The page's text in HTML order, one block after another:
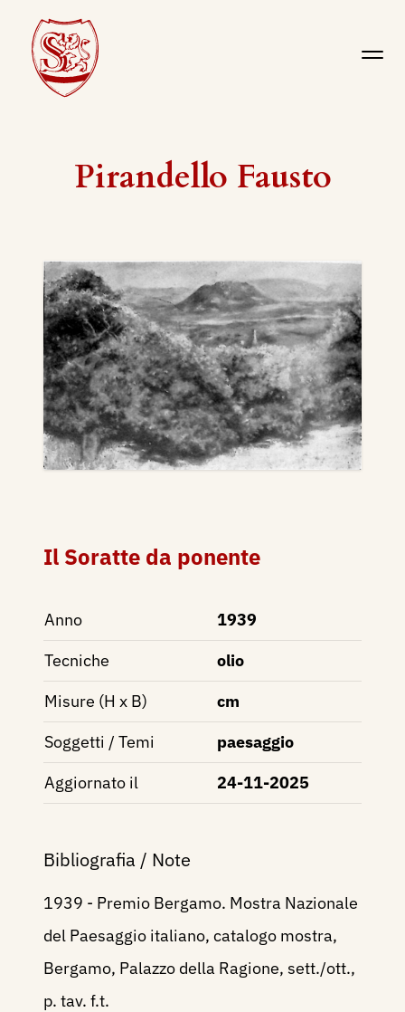
Pirandello Fausto
Il Soratte da ponente
Anno
1939
Tecniche
olio
Misure (H x B)
cm
Soggetti / Temi
paesaggio
Aggiornato il
24-11-2025
Bibliografia / Note
1939 - Premio Bergamo. Mostra Nazionale
del Paesaggio italiano, catalogo mostra,
Bergamo, Palazzo della Ragione, sett./ott.,
p. tav. f.t.